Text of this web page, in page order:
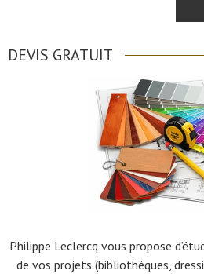
DEVIS GRATUIT
Philippe Leclercq vous propose
de vos projets (bibliothèques,